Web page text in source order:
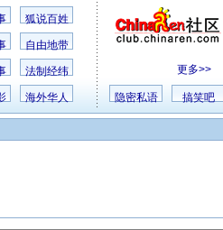
狐说百姓
自由地带
法制经纬
海外华人
更多>>
隐密私语 搞笑吧